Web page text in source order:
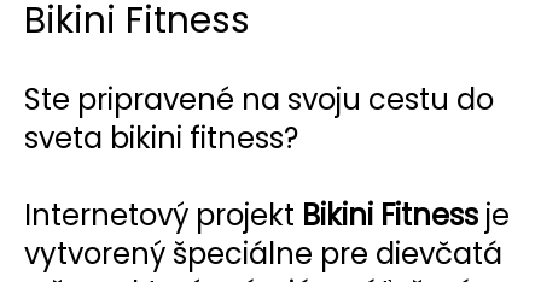
Bikini Fitness
Ste pripravené na svoju cestu do
sveta bikini fitness?
Internetový projekt Bikini Fitness je
vytvorený špeciálne pre dievčatá